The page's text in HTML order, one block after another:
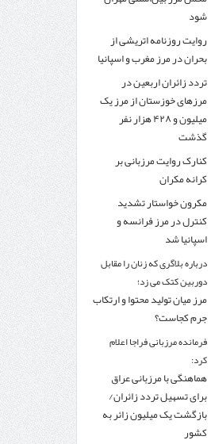
شود
روایت روزنامه اتریشی از
بحران در مرز مغرب و اسپانیا
تردد زائران اربعین در
مرزهای خوزستان از مرز یک
میلیون و ۴۲۸ هزار نفر
گذشت
کنارک روایت مرزبانی بر
کرانه مکران
مکرون خواستار تشدید
کنترل‌ در مرز فرانسه و
اسپانیا شد
درباره بلاگری که زنان را مقابل
دوربین کتک می زد؛
مرز میان تولید محتوا و ارتکاب
جرم کجاست؟
فرمانده مرزبانی فراجا اعلام
کرد:
هماهنگی با مرزبانی عراق
برای تسهیل تردد زائران/
بازگشت یک میلیون زائر به
کشور